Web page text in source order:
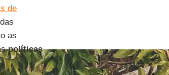
de
as
políticas